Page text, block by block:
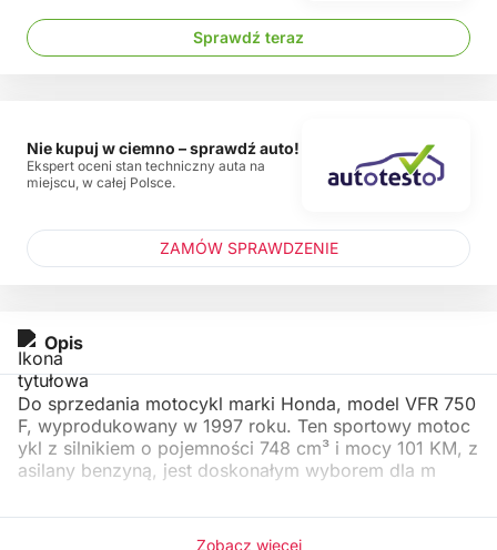
Opis
Do sprzedania motocykl marki Honda, model VFR 750
F, wyprodukowany w 1997 roku. Ten sportowy motoc
ykl z silnikiem o pojemności 748 cm³ i mocy 101 KM, z
asilany benzyną, jest doskonałym wyborem dla m
Zobacz więcej
Sprawdź teraz
Nie kupuj w ciemno – sprawdź auto!
Ekspert oceni stan techniczny auta na
miejscu, w całej Polsce.
ZAMÓW SPRAWDZENIE